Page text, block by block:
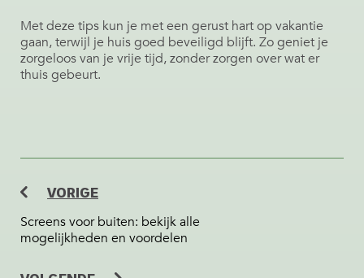
Met deze tips kun je met een gerust hart op vakantie
gaan, terwijl je huis goed beveiligd blijft. Zo geniet je
zorgeloos van je vrije tijd, zonder zorgen over wat er
thuis gebeurt.
VORIGE
Screens voor buiten: bekijk alle
mogelijkheden en voordelen